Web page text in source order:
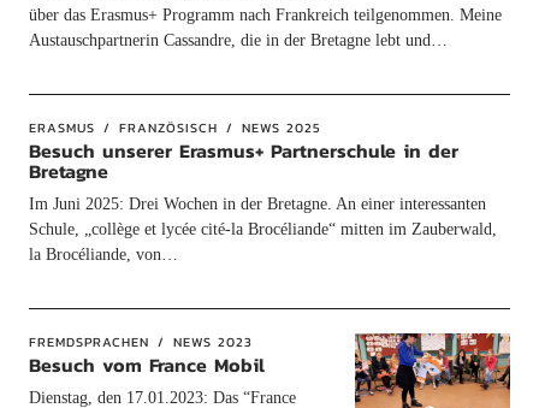
über das Erasmus+ Programm nach Frankreich teilgenommen. Meine
Austauschpartnerin Cassandre, die in der Bretagne lebt und…
ERASMUS FRANZÖSISCH NEWS 2025
Besuch unserer Erasmus+ Partnerschule in der
Bretagne
Im Juni 2025: Drei Wochen in der Bretagne. An einer interessanten
Schule, „collège et lycée cité-la Brocéliande“ mitten im Zauberwald,
la Brocéliande, von…
FREMDSPRACHEN NEWS 2023
Besuch vom France Mobil
Dienstag, den 17.01.2023: Das “France